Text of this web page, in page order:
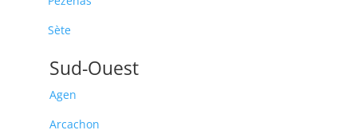
Sète
Sud-Ouest
Agen
Arcachon